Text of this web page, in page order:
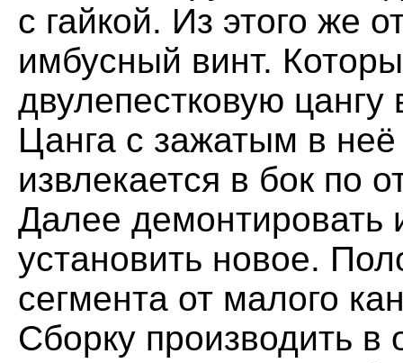
с гайкой. Из этого же
имбусный винт.
двулепестковую цангу
Цанга с зажатым в
извлекается в бок по
Далее демонтировать
установить новое.
сегмента от малого
Сборку производить в